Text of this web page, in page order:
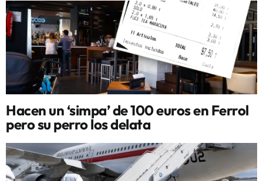
Hacen un ‘simpa’ de 100 euros en Ferrol
pero su perro los delata